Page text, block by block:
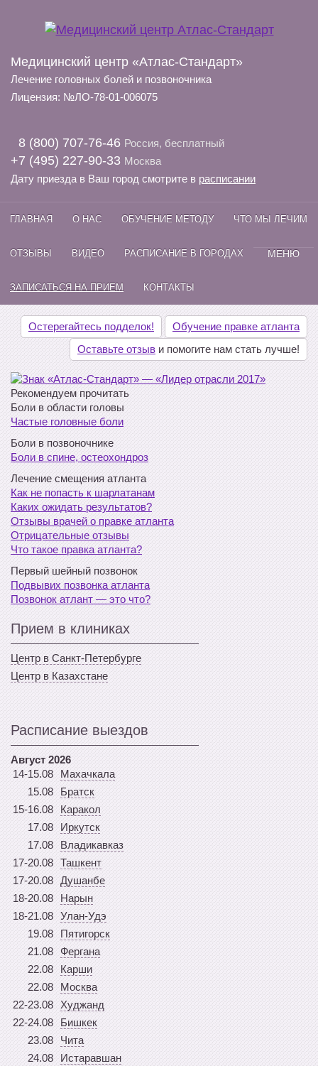
Медицинский центр «Атлас-Стандарт»
Лечение головных болей и позвоночника
Лицензия: №ЛО-78-01-006075
8 (800) 707-76-46 Россия, бесплатный
+7 (495) 227-90-33 Москва
Дату приезда в Ваш город смотрите в расписании
ГЛАВНАЯ О НАС ОБУЧЕНИЕ МЕТОДУ ЧТО МЫ ЛЕЧИМ
ОТЗЫВЫ ВИДЕО РАСПИСАНИЕ В ГОРОДАХ
ЗАПИСАТЬСЯ НА ПРИЕМ КОНТАКТЫ
МЕНЮ
Остерегайтесь подделок!
Обучение правке атланта
Оставьте отзыв и помогите нам стать лучше!
Рекомендуем прочитать
Боли в области головы
Частые головные боли
Боли в позвоночнике
Боли в спине, остеохондроз
Лечение смещения атланта
Как не попасть к шарлатанам
Каких ожидать результатов?
Отзывы врачей о правке атланта
Отрицательные отзывы
Что такое правка атланта?
Первый шейный позвонок
Подвывих позвонка атланта
Позвонок атлант — это что?
Прием в клиниках
Центр в Санкт-Петербурге
Центр в Казахстане
Расписание выездов
Август 2026
14-15.08
Махачкала
15.08
Братск
15-16.08
Каракол
17.08
Иркутск
17.08
Владикавказ
17-20.08 Ташкент
17-20.08 Душанбе
18-20.08
Нарын
18-21.08 Улан-Удэ
19.08
Пятигорск
21.08
Фергана
22.08
Карши
22.08
Москва
22-23.08
Худжанд
22-24.08
Бишкек
23.08
Чита
24.08
Истаравшан